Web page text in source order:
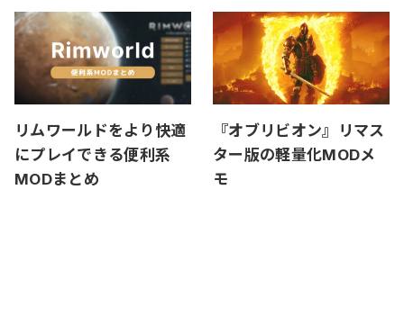
リムワールドをより快適
にプレイできる便利系
MODまとめ
『オブリビオン』リマス
ター版の軽量化MODメ
モ